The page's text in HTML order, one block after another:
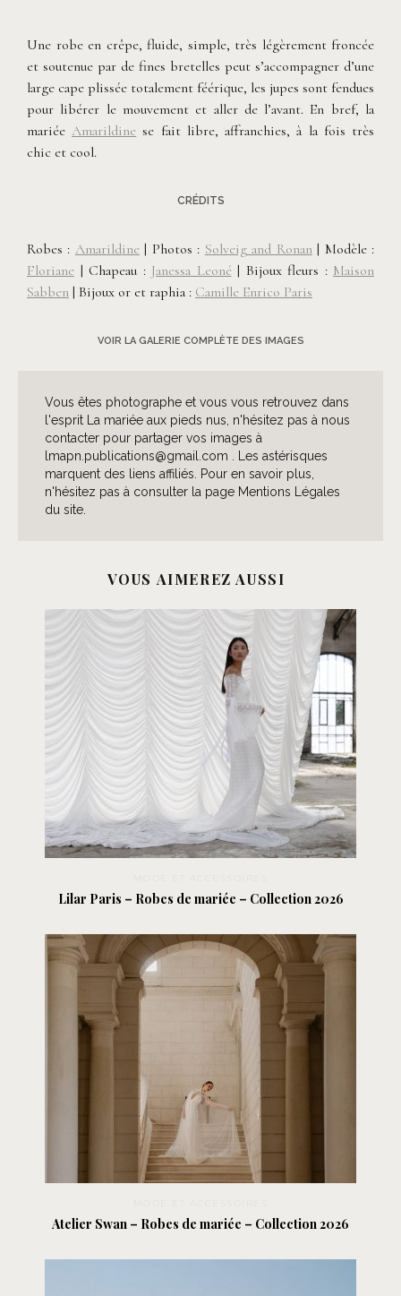
Une robe en crêpe, fluide, simple, très légèrement froncée
et soutenue par de fines bretelles peut s’accompagner d’une
large cape plissée totalement féérique, les jupes sont fendues
pour libérer le mouvement et aller de l’avant. En bref, la
mariéeAmarildine se fait libre, affranchies, à la fois très
chic et cool.
CRÉDITS
Robes : Amarildine | Photos : Solveig and Ronan| Modèle :
Floriane | Chapeau : Janessa Leoné | Bijoux fleurs : Maison
Sabben | Bijoux or et raphia : Camille Enrico Paris
VOIR LA GALERIE COMPLÈTE DES IMAGES
Vous êtes photographe et vous vous retrouvez dans
l'esprit La mariée aux pieds nus, n'hésitez pas à nous
contacter pour partager vos images à
lmapn.publications@gmail.com . Les astérisques
marquent des liens affiliés. Pour en savoir plus,
n'hésitez pas à consulter la page Mentions Légales
du site.
VOUS AIMEREZ AUSSI
Lilar Paris – Robes de mariée – Collection 2026
Atelier Swan – Robes de mariée – Collection 2026